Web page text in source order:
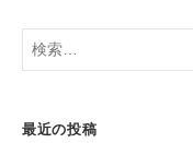
検
索:
最近の投稿